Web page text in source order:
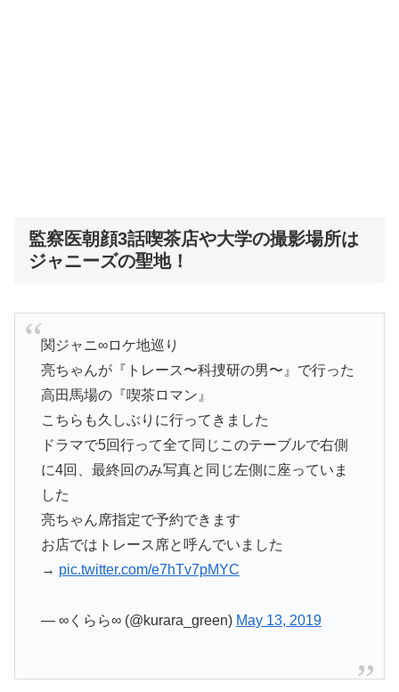
監察医朝顔3話喫茶店や大学の撮影場所は
ジャニーズの聖地！
関ジャニ∞ロケ地巡り
亮ちゃんが『トレース〜科捜研の男〜』で行った
高田馬場の『喫茶ロマン』
こちらも久しぶりに行ってきました
ドラマで5回行って全て同じこのテーブルで右側
に4回、最終回のみ写真と同じ左側に座っていま
した
亮ちゃん席指定で予約できます
お店ではトレース席と呼んでいました
→ pic.twitter.com/e7hTv7pMYC
— ∞くらら∞ (@kurara_green) May 13, 2019